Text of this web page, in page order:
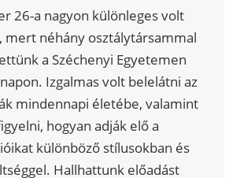
26-a nagyon különleges volt
mert néhány osztálytársammal
a Széchenyi Egyetemen
Izgalmas volt belelátni az
mindennapi életébe, valamint
hogyan adják elő a
különböző stílusokban és
Hallhattunk előadást